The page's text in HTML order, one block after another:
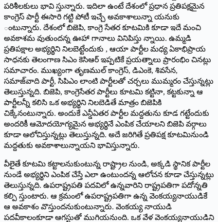
పరిశీలకులు భావి స్తున్నారు. ఇదిలా ఉంటే దేశంలో ప్రధాన ప్రతిపక్షమైన
కాంగ్రెస్‌ ‌పార్టీ ఈసారి గట్టి పోటీ ఇచ్చే అవకాశాలున్నా యనుకు
ంటున్నారు. దేశంలో బిజెపి, కాంగ్రె సేతర కూటమికి కూడా ఇదే మంచి
అవకాశమ వుతుందన్న ఊహా గానాలు వినిపిస్తు న్నాయి. ఉమ్మడి
ప్రతిపక్షాల అభ్యర్థిని నిలబెట్టేందుకు , ఆయా పార్టీల మధ్య ఏకాభిప్రాయ
సాధనకు తెలంగాణ సిఎం కెసిఆర్‌ ఇప్పటికే ప్రయత్నాలు ప్రారంభిం చినట్లు
సమాచారం. ముఖ్యంగా తృణముల్‌ ‌కాంగ్రెస్‌, ‌డిఎంకె, శివసేన,
సమాజ్‌వాది పార్టీ, సిపిఎం లాంటి పార్టీలతో చర్చలు ముమ్మరం చేస్తున్నట్లు
తెలుస్తున్నది. బిజెపి, కాంగ్రెసేతర పార్టీలు కూటమి కట్టినా, కట్టకున్నా ఆ
పార్టీలన్నీ కలిసి ఒక అభ్యర్థిని నిలబెడితే మాత్రం బిజెపికి
చిక్కేనంటున్నారు. అందుకే ఎన్డీఏతర పార్టీల మద్దతును కూడ గట్టేందుకు
అందరికీ ఆమోదయోగ్యమైన అభ్యర్థినే ఎంపిక చేయాలని బిజెపి వర్గాలు
కూడా ఆలోచిస్తున్నట్లు తెలుస్తున్నది. అదే జరిగితే ప్రతిపక్ష కూటమినుండి
మద్దతుకు అవకాశాలున్నాయని భావిస్తున్నారు.
వీలైతే కూటమి కట్టాలనుకుంటున్న రాష్ట్రాల నుండి, అక్కడి స్థానిక పార్టీల
నుండే అభ్యర్థిని ఎంపిక చేస్తే ఎలా ఉంటుందన్న ఆలోచన కూడా చేస్తున్నట్లు
తెలుస్తున్నది. ఉపరాష్ట్రపతి పదవిలో ఉన్నవారిని రాష్ట్రపతిగా పదోన్నతి
కల్పి స్తుంటారు. ఆ క్రమంలో ఉపరాష్ట్రపతిగా ఉన్న వెంకయ్యనాయుడికే
ఆ అవకాశం వొస్తుందనుకుంటున్నారు. వెంకయ్య నాయుడి
పదవీకాలంకూడా ఆగస్టుతో ముగియనుంది. ఒక వేళ వెంకయ్యనాయుడిని